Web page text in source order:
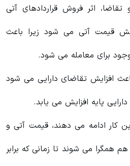
اثر فروش قراردادهای آتی
قیمت آتی می شود زیرا باعث
برای معامله می شود.
افزایش تقاضای دارایی می شود
پایه افزایش می یابد.
این کار ادامه می دهند، قیمت آتی و
همگرا می شوند تا زمانی که برابر